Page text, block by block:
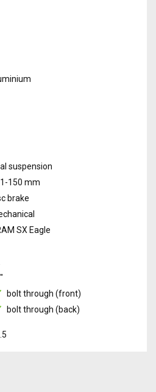
suspension
150 mm
brake
SX Eagle
bolt through (front)
bolt through (back)